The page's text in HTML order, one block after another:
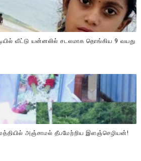
வீட்டு யன்னலில் சடலமாக தொங்கிய 9 வயது
அஞ்சாமல் தீபமேற்றிய இளஞ்செழியன்!